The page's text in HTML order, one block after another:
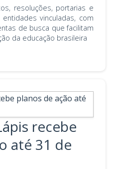
resoluções, portarias e
vinculadas, com
de busca que facilitam
da educação brasileira
recebe
até 31 de